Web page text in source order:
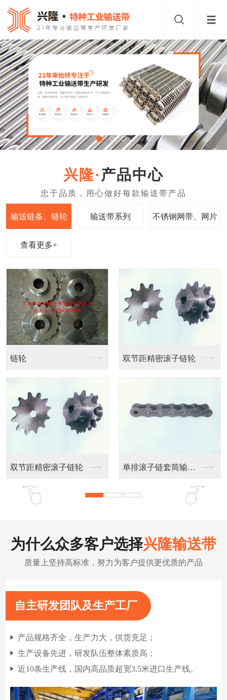
产品中心
输送链条、链轮 输送带系列 不锈钢网带、网片
查看更多+
链条输送带 链条输送带
不锈钢链板输送带 扁丝输送网带
为什么众多客户选择兴隆输送带
质量上坚持高标准，努力为客户提供更优质的产品
自主研发团队及生产工厂
产品规格齐全，生产力大，供货充足；
生产设备先进，研发队伍整体素质高；
近10条生产线，国内高品质超宽3.5米进口生产线。